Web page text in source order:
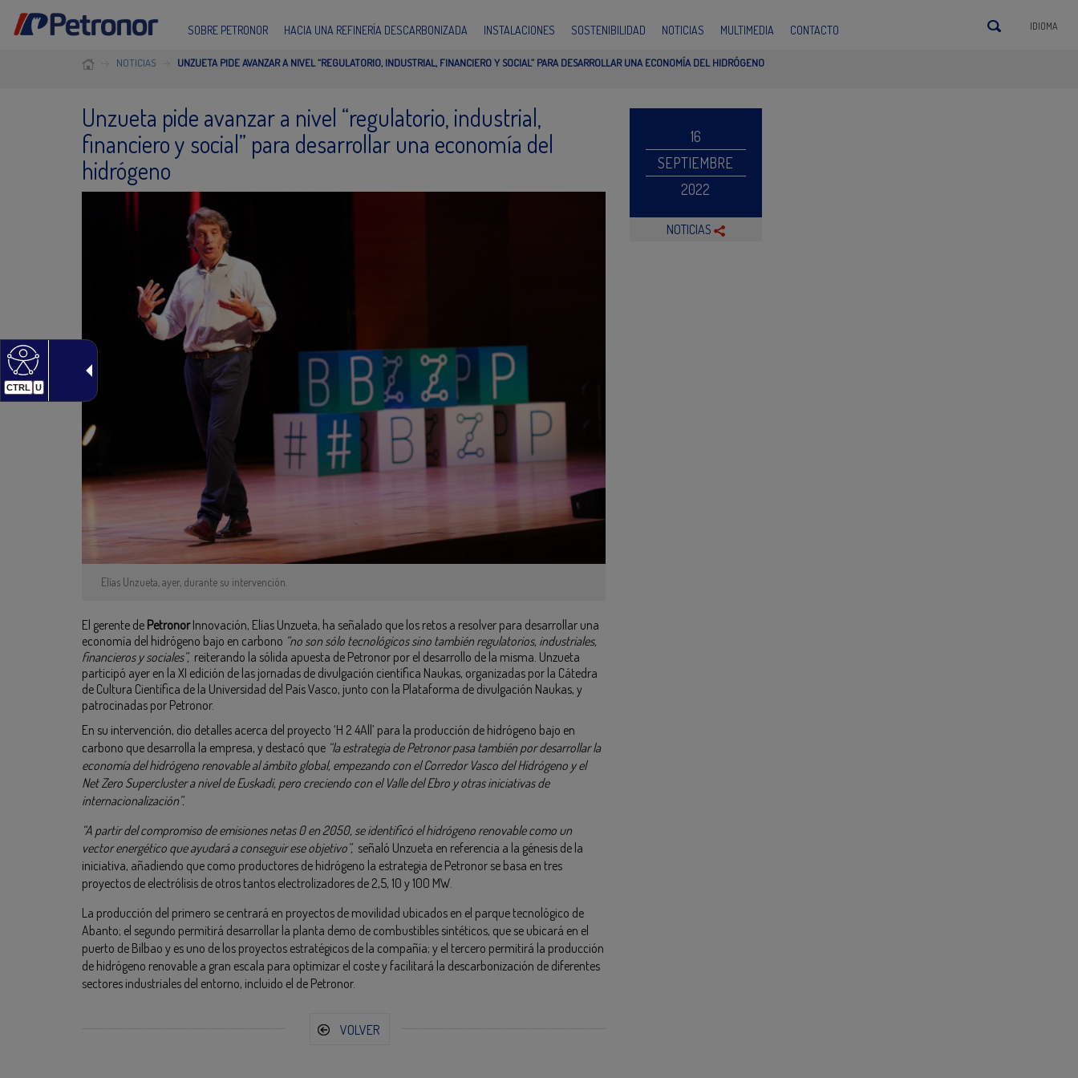
CTRL U
SOBRE PETRONOR HACIA UNA REFINERÍA DESCARBONIZADA INSTALACIONES SOSTENIBILIDAD NOTICIAS MULTIMEDIA CONTACTO IDIOMA
NOTICIAS UNZUETA PIDE AVANZAR A NIVEL “REGULATORIO, INDUSTRIAL, FINANCIERO Y SOCIAL” PARA DESARROLLAR UNA ECONOMÍA DEL HIDRÓGENO
Unzueta pide avanzar a nivel “regulatorio, industrial,
financiero y social” para desarrollar una economía del
hidrógeno
Elías Unzueta, ayer, durante su intervención.
El gerente de PetronorInnovación, Elías Unzueta, ha señalado que los retos a resolver para desarrollar una
economía del hidrógeno bajo en carbono “no son sólo tecnológicos sino también regulatorios, industriales,
financieros y sociales”, reiterando la sólida apuesta de Petronor por el desarrollo de la misma. Unzueta
participó ayer en la XI edición de las jornadas de divulgación científica Naukas, organizadas por la Cátedra
de Cultura Científica de la Universidad del País Vasco, junto con la Plataforma de divulgación Naukas, y
patrocinadas por Petronor.
En su intervención, dio detalles acerca del proyecto ‘H 2 4All’ para la producción de hidrógeno bajo en
carbono que desarrolla la empresa, y destacó que “la estrategia de Petronor pasa también por desarrollar la
economía del hidrógeno renovable al ámbito global, empezando con el Corredor Vasco del Hidrógeno y el
Net Zero Supercluster a nivel de Euskadi, pero creciendo con el Valle del Ebro y otras iniciativas de
internacionalización”.
“A partir del compromiso de emisiones netas 0 en 2050, se identificó el hidrógeno renovable como un
vector energético que ayudará a conseguir ese objetivo”, señaló Unzueta en referencia a la génesis de la
iniciativa, añadiendo que como productores de hidrógeno la estrategia de Petronor se basa en tres
proyectos de electrólisis de otros tantos electrolizadores de 2,5, 10 y 100 MW.
La producción del primero se centrará en proyectos de movilidad ubicados en el parque tecnológico de
Abanto; el segundo permitirá desarrollar la planta demo de combustibles sintéticos, que se ubicará en el
puerto de Bilbao y es uno de los proyectos estratégicos de la compañía; y el tercero permitirá la producción
de hidrógeno renovable a gran escala para optimizar el coste y facilitará la descarbonización de diferentes
sectores industriales del entorno, incluido el de Petronor.
VOLVER
16
SEPTIEMBRE
2022
NOTICIAS